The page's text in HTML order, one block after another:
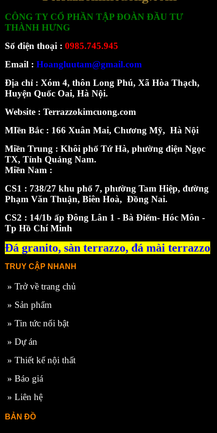
CÔNG TY CỔ PHẦN TẬP ĐOÀN ĐẦU TƯ
THÀNH HƯNG
Số điện thoại : 0985.745.945
Email : Hoangluutam@gmail.com
Địa chỉ : Xóm 4, thôn Long Phú, Xã Hòa Thạch,
Huyện Quốc Oai, Hà Nội.
Website : Terrazzokimcuong.com
MIền Bắc : 166 Xuân Mai, Chương Mỹ, Hà Nội
Miền Trung : Khôi phố Tứ Hà, phường điện Ngọc
TX, Tỉnh Quảng Nam.
Miền Nam :
CS1 : 738/27 khu phố 7, phường Tam Hiệp, đường
Phạm Văn Thuận, Biên Hoà, Đồng Nai.
CS2 : 14/1b ấp Đông Lân 1 - Bà Điểm- Hóc Môn -
Tp Hồ Chí Minh
Đá granito, sàn terrazzo, đá mài terrazzo
TRUY CẬP NHANH
» Trở về trang chủ
» Sản phẩm
» Tin tức nổi bật
» Dự án
» Thiết kế nội thất
» Báo giá
» Liên hệ
BẢN ĐỒ